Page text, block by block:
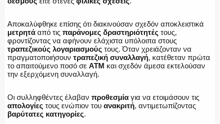
ΑΣΤΥΝΟΜΙΚΟ ΡΕΠΟΡΤΑΖ
Η ΦΩΝΗ ΣΟΥ
ΟΠΛΑ/ΕΞΟΠΛΙΣΜΟΣ
Αποκαλύφθηκε επίσης ότι διακινούσαν σχεδόν αποκλειστικά
μετρητά από τις παράνομες δραστηριότητές τους,
φροντίζοντας να αφήνουν ελάχιστα υπόλοιπα στους
τραπεζικούς λογαριασμούς τους. Όταν χρειάζονταν να
πραγματοποιήσουν τραπεζική συναλλαγή, κατέθεταν πρώτα
το απαιτούμενο ποσό σε ΑΤΜ και σχεδόν άμεσα εκτελούσαν
την εξερχόμενη συναλλαγή.
Οι συλληφθέντες έλαβαν προθεσμία για να ετοιμάσουν τις
απολογίες τους ενώπιον του ανακριτή, αντιμετωπίζοντας
βαρύτατες κατηγορίες.